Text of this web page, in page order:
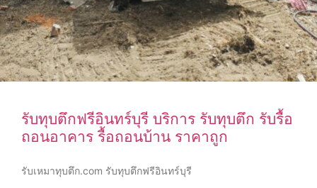
รับทุบตึกฟรีอินทร์บุรี บริการ รับทุบตึก รับรื้อ
ถอนอาคาร รื้อถอนบ้าน ราคาถูก
รับเหมาทุบตึก.com รับทุบตึกฟรีอินทร์บุรี